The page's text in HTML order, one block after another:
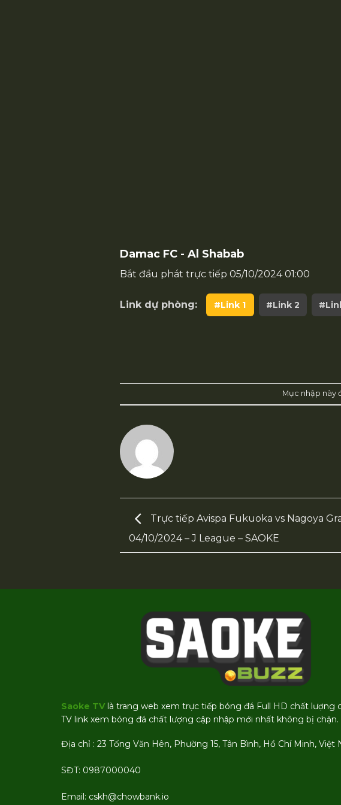
Damac FC - Al Shabab
Bắt đầu phát trực tiếp 05/10/2024 01:00
Link dự phòng: #Link 1 #Link 2
Mục nhập này
Trực tiếp Avispa Fukuoka vs Nagoya
04/10/2024 – J League – SAOKE
Saoke TVlà trang web xem trực tiếp bóng đá Full HD chất lượng
TV link xem bóng đá chất lượng cập nhập mới nhất không bị chặn.
Địa chỉ : 23 Tống Văn Hên, Phường 15, Tân Bình, Hồ Chí Minh, Việt
SĐT: 0987000040
Email: cskh@chowbank.io